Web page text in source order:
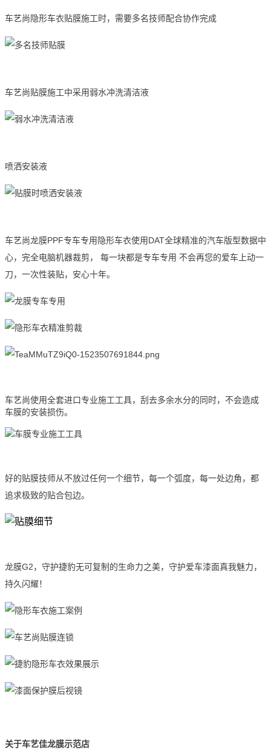
车艺尚隐形车衣贴膜施工时，需要多名技师配合协作完成
车艺尚贴膜施工中采用弱水冲洗清洁液
喷洒安装液
车艺尚龙膜PPF专车专用隐形车衣使用DAT全球精准的汽车版型数据中
心，完全电脑机器裁剪， 每一块都是专车专用 不会再您的爱车上动一
刀，一次性装贴，安心十年。
车艺尚使用全套进口专业施工工具，刮去多余水分的同时，不会造成
车膜的安装损伤。
好的贴膜技师从不放过任何一个细节，每一个弧度，每一处边角，都
追求极致的贴合包边。
龙膜G2，守护捷豹无可复制的生命力之美，守护爱车漆面真我魅力，
持久闪耀！
关于车艺佳龙膜示范店